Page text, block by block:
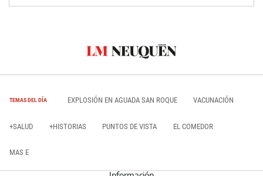
TEMAS DEL DÍA EXPLOSIÓN EN AGUADA SAN ROQUE VACUNACIÓN
+SALUD +HISTORIAS PUNTOS DE VISTA EL COMEDOR
MAS E